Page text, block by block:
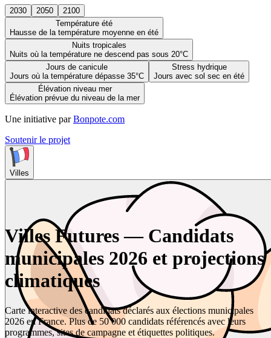
2030 2050
2100
Température été
Hausse de la température moyenne en été
Nuits tropicales
Nuits où la température ne descend pas sous 20°C
Jours de canicule
Jours où la température dépasse 35°C
Stress hydrique
Jours avec sol sec en été
Élévation niveau mer
Élévation prévue du niveau de la mer
Une initiative par Bonpote.com
Soutenir le projet
Villes
Villes Futures — Candidats
municipales 2026 et projections
climatiques
Carte interactive des candidats déclarés aux élections municipales
2026 en France. Plus de 50 000 candidats référencés avec leurs
programmes, sites de campagne et étiquettes politiques.